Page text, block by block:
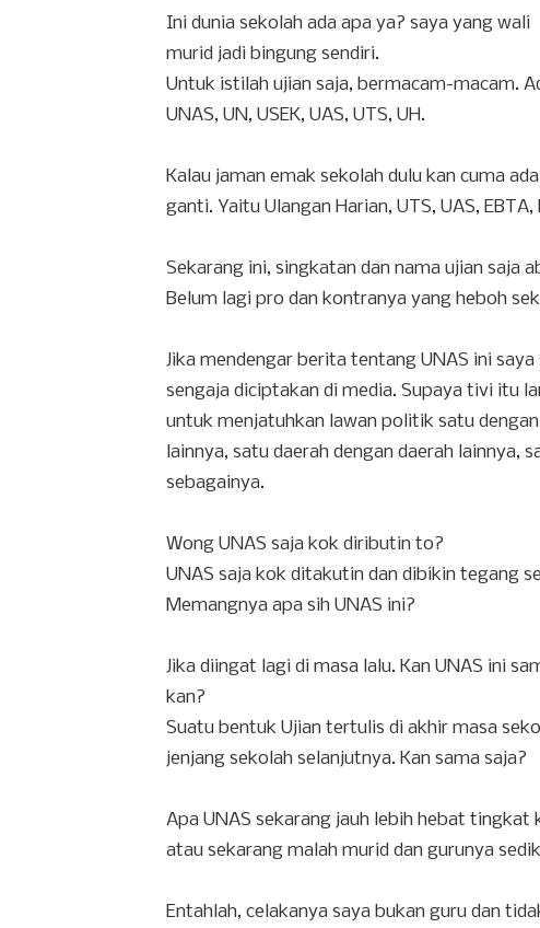
Ini dunia sekolah ada apa ya? saya yang wali
murid jadi bingung sendiri.
Untuk istilah ujian saja, bermacam-macam.
UNAS, UN, USEK, UAS, UTS, UH.
Kalau jaman emak sekolah dulu kan cuma
ganti. Yaitu Ulangan Harian, UTS, UAS,
Sekarang ini, singkatan dan nama ujian saja
Belum lagi pro dan kontranya yang heboh
Jika mendengar berita tentang UNAS ini
sengaja diciptakan di media. Supaya tivi itu
untuk menjatuhkan lawan politik satu
lainnya, satu daerah dengan daerah lainnya,
sebagainya.
Wong UNAS saja kok diributin to?
UNAS saja kok ditakutin dan dibikin tegang
Memangnya apa sih UNAS ini?
Jika diingat lagi di masa lalu. Kan UNAS ini
kan?
Suatu bentuk Ujian tertulis di akhir masa
jenjang sekolah selanjutnya. Kan sama saja?
Apa UNAS sekarang jauh lebih hebat tingkat
atau sekarang malah murid dan gurunya
Entahlah, celakanya saya bukan guru dan